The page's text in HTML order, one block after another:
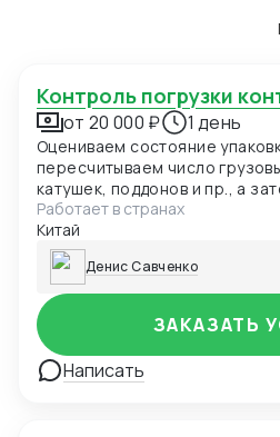
Контроль погрузки
от 20 000 ₽ 1 день
Оцениваем состояние
пересчитываем число
катушек, поддонов и пр., а
отправляем вам отчёт с
видеоматериалов
Работает в странах
Китай
Денис Савченко
Написать
ЗАКАЗАТЬ